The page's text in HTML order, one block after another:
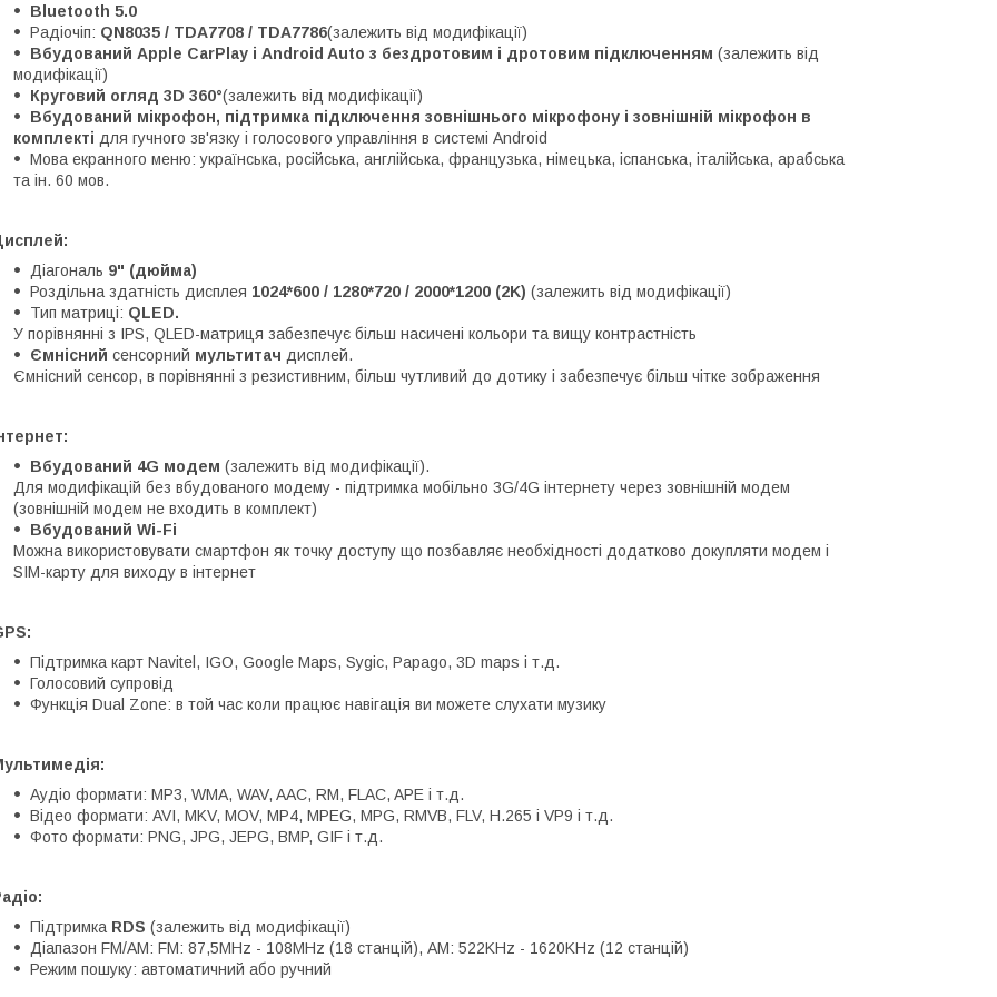
Bluetooth 5.0
Радіочіп: QN8035 / TDA7708 / TDA7786(залежить від модифікації)
Вбудований Apple CarPlay і Android Auto з бездротовим і дротовим підключенням (залежить від
модифікації)
Круговий огляд 3D 360°(залежить від модифікації)
Вбудований мікрофон, підтримка підключення зовнішнього мікрофону і зовнішній мікрофон в
комплекті для гучного зв'язку і голосового управління в системі Android
Мова екранного меню: українська, російська, англійська, французька, німецька, іспанська, італійська, арабська
та ін. 60 мов.
Діагональ 9" (дюйма)
Роздільна здатність дисплея 1024*600 / 1280*720 / 2000*1200 (2K) (залежить від модифікації)
Тип матриці: QLED.
У порівнянні з IPS, QLED-матриця забезпечує більш насичені кольори та вищу контрастність
Ємнісний сенсорний мультитач дисплей.
Ємнісний сенсор, в порівнянні з резистивним, більш чутливий до дотику і забезпечує більш чітке зображення
Вбудований 4G модем (залежить від модифікації).
Для модифікацій без вбудованого модему - підтримка мобільно 3G/4G інтернету через зовнішній модем
(зовнішній модем не входить в комплект)
Вбудований Wi-Fi
Можна використовувати смартфон як точку доступу що позбавляє необхідності додатково докупляти модем і
SIM-карту для виходу в інтернет
Підтримка карт Navitel, IGO, Google Maps, Sygic, Papago, 3D maps і т.д.
Голосовий супровід
Функція Dual Zone: в той час коли працює навігація ви можете слухати музику
Аудіо формати: MP3, WMA, WAV, AAC, RM, FLAC, APE і т.д.
Відео формати: AVI, MKV, MOV, MP4, MPEG, MPG, RMVB, FLV, H.265 і VP9 і т.д.
Фото формати: PNG, JPG, JEPG, BMP, GIF і т.д.
Підтримка RDS (залежить від модифікації)
Діапазон FM/AM: FM: 87,5MHz - 108MHz (18 станцій), АМ: 522KHz - 1620KHz (12 станцій)
Режим пошуку: автоматичний або ручний